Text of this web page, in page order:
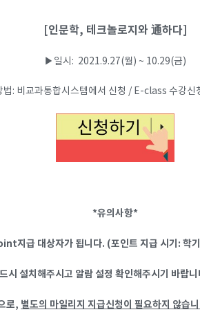
[인문학, 테크놀로지와 通하다]
▶일시: 2021.9.27(월) ~ 10.29(금)
: 비교과통합시스템에서 신청 / E-class 수강신
*유의사항*
지급 대상자가 됩니다. (포인트 지급 시기: 학
시 설치해주시고 알람 설정 확인해주시기 바랍
로, 별도의 마일리지 지급신청이 필요하지 않습